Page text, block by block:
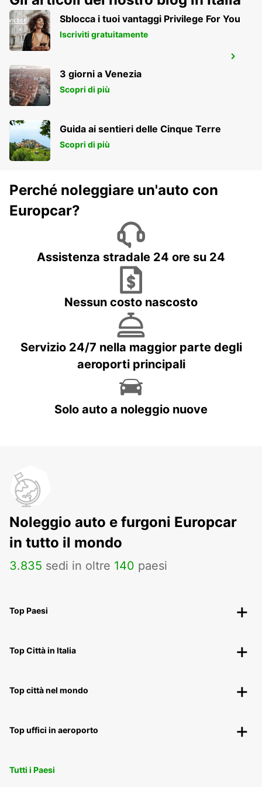
ZURICH - SWITZERLAND
Sblocca i tuoi vantaggi Privilege For You
Iscriviti gratuitamente
3 giorni a Venezia
Scopri di più
Guida ai sentieri delle Cinque Terre
Scopri di più
Perché noleggiare un'auto con
Europcar?
Assistenza stradale 24 ore su 24
Nessun costo nascosto
Servizio 24/7 nella maggior parte degli
aeroporti principali
Solo auto a noleggio nuove
Noleggio auto e furgoni Europcar
in tutto il mondo
3.835 sedi in oltre 140 paesi
Top Paesi
Top Città in Italia
Top città nel mondo
Top uffici in aeroporto
Tutti i Paesi